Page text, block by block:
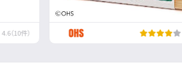
4.6（10件）